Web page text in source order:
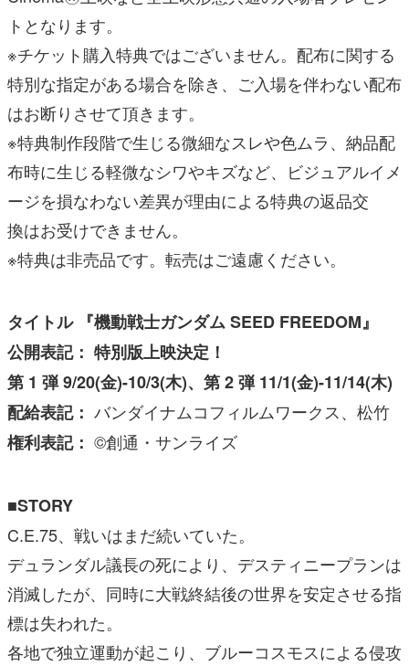
トとなります。
※チケット購入特典ではございません。配布に関する
特別な指定がある場合を除き、ご入場を伴わない配布
はお断りさせて頂きます。
※特典制作段階で生じる微細なスレや色ムラ、納品配
布時に生じる軽微なシワやキズなど、ビジュアルイメ
ージを損なわない差異が理由による特典の返品交
換はお受けできません。
※特典は非売品です。転売はご遠慮ください。
タイトル 『機動戦士ガンダム SEED FREEDOM』
公開表記： 特別版上映決定！
第 1 弾 9/20(金)-10/3(木)、第 2 弾 11/1(金)-11/14(木)
配給表記： バンダイナムコフィルムワークス、松竹
権利表記： ©創通・サンライズ
■STORY
C.E.75、戦いはまだ続いていた。
デュランダル議長の死により、デスティニープランは
消滅したが、同時に大戦終結後の世界を安定させる指
標は失われた。
各地で独立運動が起こり、ブルーコスモスによる侵攻